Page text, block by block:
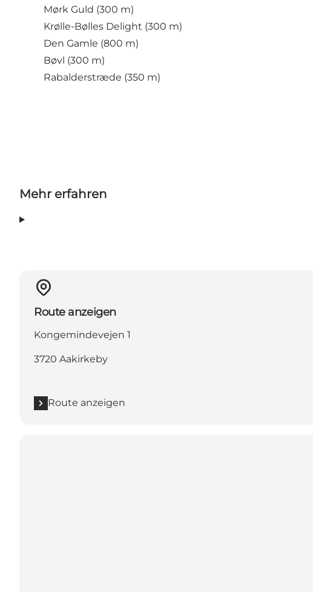
Mørk Guld (300 m)
Krølle-Bølles Delight (300 m)
Den Gamle (800 m)
Bøvl (300 m)
Rabalderstræde (350 m)
Mehr erfahren
Route anzeigen
Kongemindevejen 1
3720 Aakirkeby
Route anzeigen